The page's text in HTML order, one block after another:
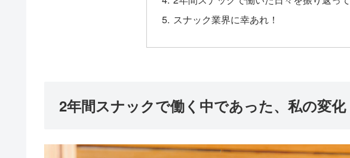
スナック業界に幸あれ！
2年間スナックで働く中であった、私の変化